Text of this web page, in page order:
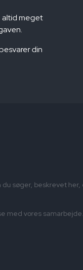
altid meget
din
søger, beskrevet
med vores samarbejde.